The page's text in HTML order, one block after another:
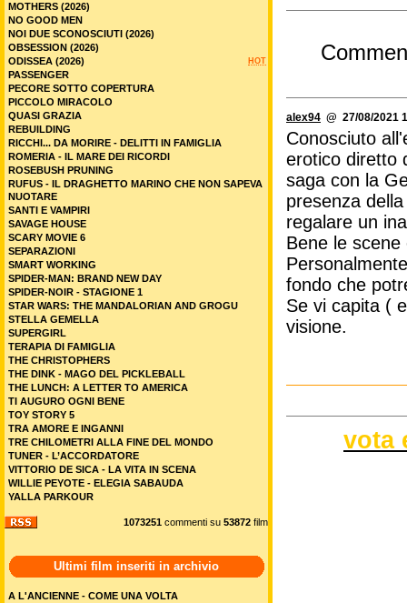
alex94 @ 27/08/2021
Conosciuto
erotico diretto
saga con la
presenza
regalare un
Bene le
fondo che
Se vi capita (
visione.
vota
MOTHERS (2026)
NO GOOD MEN
NOI DUE SCONOSCIUTI (2026)
OBSESSION (2026)
HOT
ODISSEA (2026)
PASSENGER
PECORE SOTTO COPERTURA
PICCOLO MIRACOLO
QUASI GRAZIA
REBUILDING
RICCHI... DA MORIRE - DELITTI IN FAMIGLIA
ROMERIA - IL MARE DEI RICORDI
ROSEBUSH PRUNING
RUFUS - IL DRAGHETTO MARINO CHE NON SAPEVA
NUOTARE
SANTI E VAMPIRI
SAVAGE HOUSE
SCARY MOVIE 6
SEPARAZIONI
SMART WORKING
SPIDER-MAN: BRAND NEW DAY
SPIDER-NOIR - STAGIONE 1
STAR WARS: THE MANDALORIAN AND GROGU
STELLA GEMELLA
SUPERGIRL
TERAPIA DI FAMIGLIA
THE CHRISTOPHERS
THE DINK - MAGO DEL PICKLEBALL
THE LUNCH: A LETTER TO AMERICA
TI AUGURO OGNI BENE
TOY STORY 5
TRA AMORE E INGANNI
TRE CHILOMETRI ALLA FINE DEL MONDO
TUNER - L’ACCORDATORE
VITTORIO DE SICA - LA VITA IN SCENA
WILLIE PEYOTE - ELEGIA SABAUDA
YALLA PARKOUR
1073251 commenti su 53872 film
Ultimi film inseriti in archivio
A L'ANCIENNE - COME UNA VOLTA